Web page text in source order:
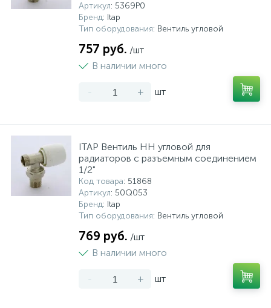
Артикул: 5369P0
Бренд: Itap
Тип оборудования: Вентиль угловой
757 руб. /шт
В наличии много
- + шт
ITAP Вентиль НН угловой для
радиаторов с разъемным соединением
1/2"
Код товара: 51868
Артикул: 50Q053
Бренд: Itap
Тип оборудования: Вентиль угловой
769 руб. /шт
В наличии много
- + шт